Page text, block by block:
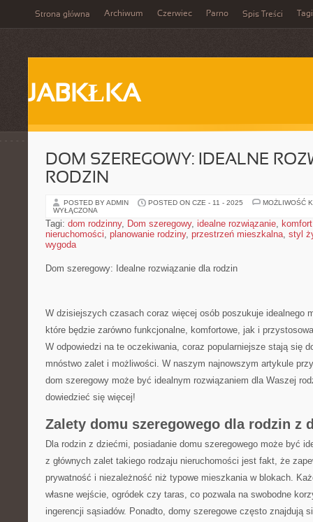
Strona główna Archiwum Czerwiec Parno Spis Treści Tagi
JABKŁKA
DOM SZEREGOWY: IDEALNE
RODZIN
POSTED BY ADMIN POSTED ON CZE - 11 - 2025
MOŻLIWOŚĆ
WYŁĄCZONA
Tagi: dom rodzinny, Dom szeregowy, idealne rozwiązanie, komfort
nieruchomości, planowanie rodziny, przestrzeń mieszkalna, styl
wygoda
Dom szeregowy: Idealne rozwiązanie dla ‍rodzin
W‌ dzisiejszych czasach coraz więcej ⁤osób poszukuje idealnego
które ⁢będzie zarówno funkcjonalne, komfortowe, ⁤jak⁤ i
W odpowiedzi na te oczekiwania, coraz popularniejsze stają się
mnóstwo zalet ‌i możliwości.⁢ W naszym⁣ najnowszym artykule
dom ⁤szeregowy może ​być idealnym rozwiązaniem dla Waszej
dowiedzieć się więcej!
Zalety ⁢domu szeregowego dla rodzin z
Dla rodzin z dziećmi, posiadanie domu‌ szeregowego może być
z głównych zalet takiego‍ rodzaju nieruchomości ‌jest fakt, że
prywatność i niezależność niż⁤ typowe mieszkania w blokach.
własne wejście, ogródek czy taras, co⁤ pozwala na swobodne
ingerencji ‍sąsiadów.⁢ Ponadto, domy szeregowe często znajdują